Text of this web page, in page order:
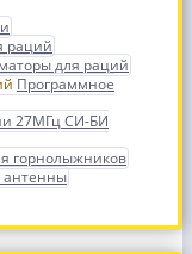
раций
для раций
Программное
27МГц СИ-БИ
горнолыжников
антенны